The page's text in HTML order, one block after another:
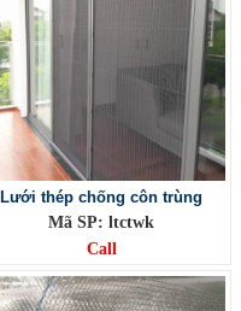
Lưới thép chống côn trùng
Mã SP: ltctwk
Call